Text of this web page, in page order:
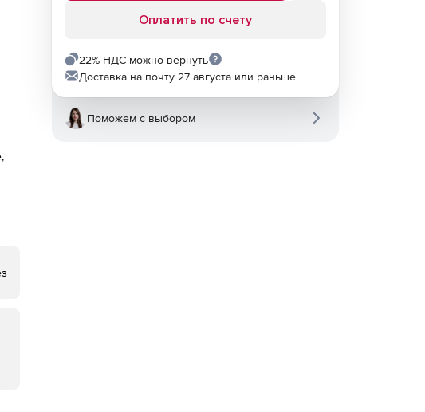
Оплатить по счету
22% НДС можно вернуть
Доставка на почту 27 августа или раньше
Поможем с выбором